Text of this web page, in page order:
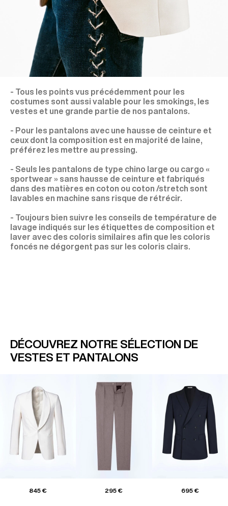
- Tous les points vus précédemment pour les
costumes sont aussi valable pour les smokings, les
vestes et une grande partie de nos pantalons.
- Pour les pantalons avec une hausse de ceinture et
ceux dont la composition est en majorité de laine,
préférez les mettre au pressing.
- Seuls les pantalons de type chino large ou cargo «
sportwear » sans hausse de ceinture et fabriqués
dans des matières en coton ou coton /stretch sont
lavables en machine sans risque de rétrécir.
- Toujours bien suivre les conseils de température de
lavage indiqués sur les étiquettes de composition et
laver avec des coloris similaires afin que les coloris
foncés ne dégorgent pas sur les coloris clairs.
DÉCOUVREZ NOTRE SÉLECTION DE
VESTES ET PANTALONS
845 € 295 € 695 €